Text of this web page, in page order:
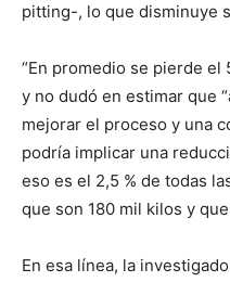
pitting-, lo que disminuye
“En promedio se pierde el
y no dudó en estimar que
mejorar el proceso y una
podría implicar una
eso es el 2,5 % de todas
que son 180 mil kilos y
En esa línea, la